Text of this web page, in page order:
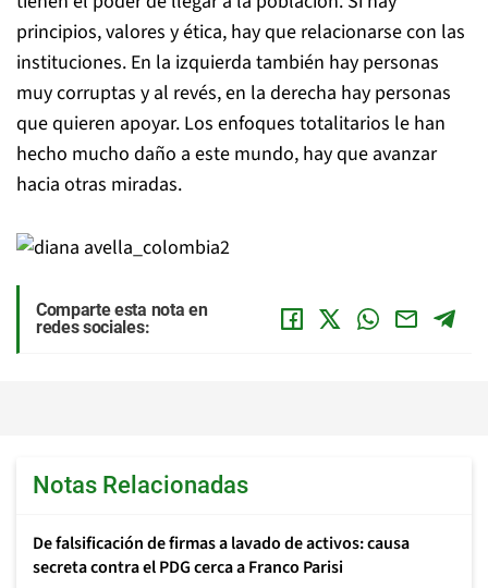
principios, valores y ética, hay que relacionarse con las
instituciones. En la izquierda también hay personas
muy corruptas y al revés, en la derecha hay personas
que quieren apoyar. Los enfoques totalitarios le han
hecho mucho daño a este mundo, hay que avanzar
hacia otras miradas.
Comparte esta nota en
redes sociales:
Notas Relacionadas
De falsificación de firmas a lavado de activos: causa
secreta contra el PDG cerca a Franco Parisi